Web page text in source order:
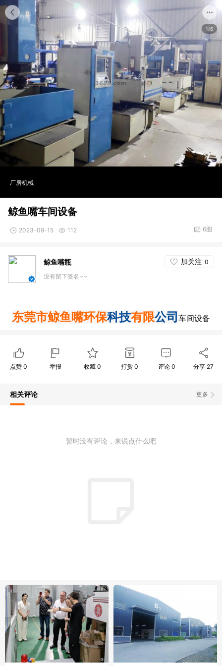
1/6
厂房机械
鲸鱼嘴车间设备
2023-09-15 112 6图
鲸鱼嘴瓶 加关注 0
没有留下签名~~
东莞市鲸鱼嘴环保科技有限公司 车间设备
点赞 0 举报 收藏0 打赏 0 评论 0 分享 27
更多
相关评论
暂时没有评论，来说点什么吧